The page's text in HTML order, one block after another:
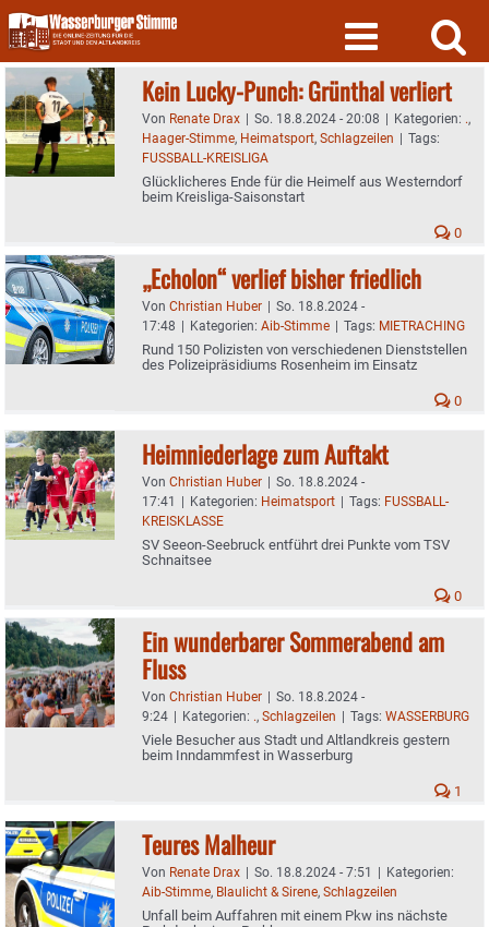
Skip
to
content
Kein Lucky-Punch: Grünthal verliert
Von Renate Drax | So. 18.8.2024 - 20:08 | Kategorien: .,
Haager-Stimme, Heimatsport, Schlagzeilen | Tags:
FUSSBALL-KREISLIGA
Glücklicheres Ende für die Heimelf aus Westerndorf
beim Kreisliga-Saisonstart
0
„Echolon“ verlief bisher friedlich
Von Christian Huber | So. 18.8.2024 -
17:48 | Kategorien: Aib-Stimme | Tags: MIETRACHING
Rund 150 Polizisten von verschiedenen Dienststellen
des Polizeipräsidiums Rosenheim im Einsatz
0
Heimniederlage zum Auftakt
Von Christian Huber | So. 18.8.2024 -
17:41 | Kategorien: Heimatsport | Tags: FUSSBALL-
KREISKLASSE
SV Seeon-Seebruck entführt drei Punkte vom TSV
Schnaitsee
0
Ein wunderbarer Sommerabend am
Fluss
Von Christian Huber | So. 18.8.2024 -
9:24 | Kategorien: ., Schlagzeilen | Tags: WASSERBURG
Viele Besucher aus Stadt und Altlandkreis gestern
beim Inndammfest in Wasserburg
1
Teures Malheur
Von Renate Drax | So. 18.8.2024 - 7:51 | Kategorien:
Aib-Stimme, Blaulicht & Sirene, Schlagzeilen
Unfall beim Auffahren mit einem Pkw ins nächste